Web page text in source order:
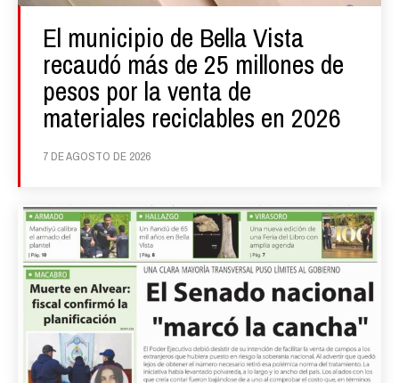
El municipio de Bella Vista
recaudó más de 25 millones de
pesos por la venta de
materiales reciclables en 2026
7 DE AGOSTO DE 2026